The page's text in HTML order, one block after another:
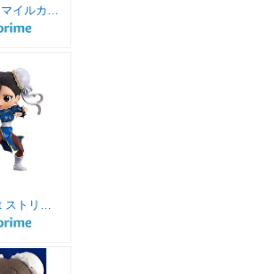
グッドスマイルカンパニー(GOOD SMILE COMPANY)ねんどろいど ストリートファイターII 春麗 ノンスケール プラスチック製 塗装済み可動フィギュア
Q posket ストリートファイターシリーズ 春麗 ノーマルカラー 単品